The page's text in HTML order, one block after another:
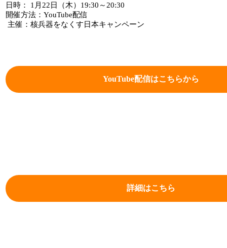
日時： 1月22日（木）19:30～20:30
開催方法：YouTube配信
主催：核兵器をなくす日本キャンペーン
YouTube配信はこちらから
詳細はこちら